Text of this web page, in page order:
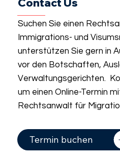
Suchen Sie einen
Immigrations- und
unterstützen Sie gern in
vor den Botschaften,
Verwaltungsgerichten.
um einen Online-Termin
Rechtsanwalt für
Termin buchen